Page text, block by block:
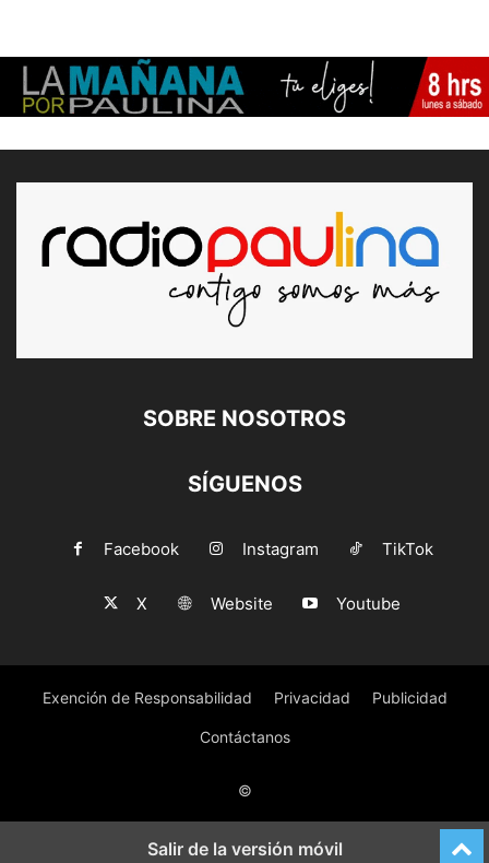
SOBRE NOSOTROS
SÍGUENOS
Facebook Instagram TikTok
X Website Youtube
Exención de Responsabilidad Privacidad Publicidad
Contáctanos
©
Salir de la versión móvil